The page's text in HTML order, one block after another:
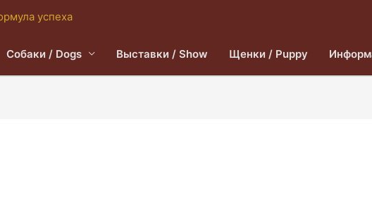
Собаки / Dogs Выставки / Show Щенки / Puppy